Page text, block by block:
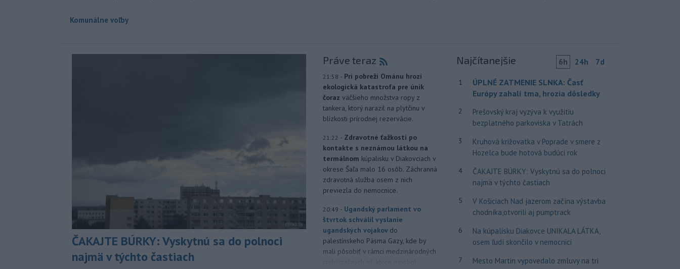
Komunálne voľby
ČAKAJTE BÚRKY: Vyskytnú sa do polnoci
najmä v týchto častiach
Práve teraz
21:58 - Pri pobreží Ománu hrozí
ekologická katastrofa pre únik
čoraz väčšieho množstva ropy z
tankera, ktorý narazil na plytčinu v
blízkosti prírodnej rezervácie.
21:22 - Zdravotné ťažkosti po
kontakte s neznámou látkou na
termálnom kúpalisku v Diakovciach v
okrese Šaľa malo 16 osôb. Záchranná
zdravotná služba osem z nich
previezla do nemocnice.
20:49 - Ugandský parlament vo
štvrtok schválil vyslanie
ugandských vojakov do
palestínskeho Pásma Gazy, kde by
mali pôsobiť v rámci medzinárodných
Najčítanejšie 6h 24h 7d
1
ÚPLNÉ ZATMENIE SLNKA: Časť
Európy zahalí tma, hrozia dôsledky
2
Prešovský kraj vyzýva k využitiu
bezplatného parkoviska v Tatrách
3
Kruhová križovatka v Poprade v smere z
Hozelca bude hotová budúci rok
4
ČAKAJTE BÚRKY: Vyskytnú sa do polnoci
najmä v týchto častiach
5
V Košiciach Nad jazerom začína výstavba
chodníka,otvorili aj pumptrack
6
Na kúpalisku Diakovce UNIKALA LÁTKA,
osem ľudí skončilo v nemocnici
7
Mesto Martin vypovedalo zmluvy na tri